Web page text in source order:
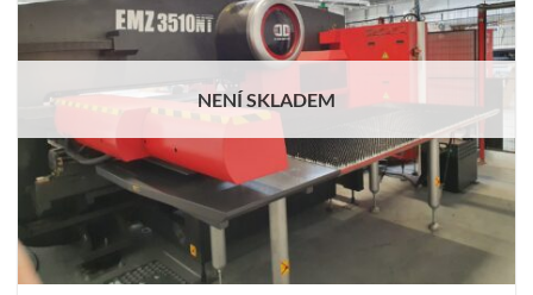
NENÍ SKLADEM